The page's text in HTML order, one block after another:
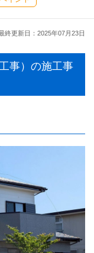
終更新日：2025年07月23日
事）の施工事